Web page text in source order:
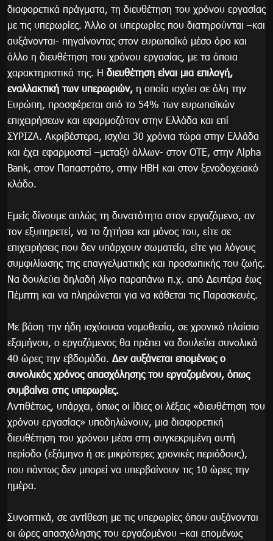
διαφορετικά πράγματα, τη διευθέτηση του χρόνου εργασίας
με τις υπερωρίες. Άλλο οι υπερωρίες που διατηρούνται –και
αυξάνονται- πηγαίνοντας στον ευρωπαϊκό μέσο όρο και
άλλο η διευθέτηση του χρόνου εργασίας, με τα όποια
χαρακτηριστικά της. Η διευθέτηση είναι μια επιλογή,
εναλλακτική των υπερωριών, η οποία ισχύει σε όλη την
Ευρώπη, προσφέρεται από το 54% των ευρωπαϊκών
επιχειρήσεων και εφαρμοζόταν στην Ελλάδα και επί
ΣΥΡΙΖΑ. Ακριβέστερα, ισχύει 30 χρόνια τώρα στην Ελλάδα
και έχει εφαρμοστεί –μεταξύ άλλων- στον ΟΤΕ, στην Alpha
Bank, στον Παπαστράτο, στην ΗΒΗ και στον ξενοδοχειακό
κλάδο.
Εμείς δίνουμε απλώς τη δυνατότητα στον εργαζόμενο, αν
τον εξυπηρετεί, να το ζητήσει και μόνος του, είτε σε
επιχειρήσεις που δεν υπάρχουν σωματεία, είτε για λόγους
συμφιλίωσης της επαγγελματικής και προσωπικής του ζωής.
Να δουλεύει δηλαδή λίγο παραπάνω π.χ. από Δευτέρα έως
Πέμπτη και να πληρώνεται για να κάθεται τις Παρασκευές.
Με βάση την ήδη ισχύουσα νομοθεσία, σε χρονικό πλαίσιο
εξαμήνου, ο εργαζόμενος θα πρέπει να δουλεύει συνολικά
40 ώρες την εβδομάδα. Δεν αυξάνεται επομένως ο
συνολικός χρόνος απασχόλησης του εργαζομένου, όπως
συμβαίνει στις υπερωρίες.
Αντιθέτως, υπάρχει, όπως οι ίδιες οι λέξεις «διευθέτηση του
χρόνου εργασίας» υποδηλώνουν, μια διαφορετική
διευθέτηση του χρόνου μέσα στη συγκεκριμένη αυτή
περίοδο (εξάμηνο ή σε μικρότερες χρονικές περιόδους),
που πάντως δεν μπορεί να υπερβαίνουν τις 10 ώρες την
ημέρα.
Συνοπτικά, σε αντίθεση με τις υπερωρίες όπου αυξάνονται
οι ώρες απασχόλησης του εργαζομένου –και επομένως